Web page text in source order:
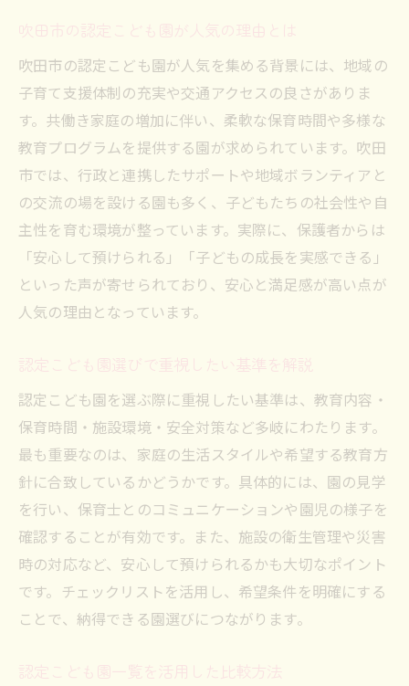
空き枠が少ない認定こども園の特徴とは
申し込み方法や手続きの流れを詳しく知る
認定こども園の申し込み手順を解説
認定こども園申し込み時の注意点まとめ
吹田市こども園申し込みの流れと必要書類
認定こども園手続きのスムーズな進め方
申し込み時に知っておきたいポイント集
認定こども園利用開始までの具体的流れ
待機児童対策と認定こども園の現状を探る
待機児童解消へ向けた認定こども園の役割
吹田市での認定こども園待機状況をチェッ
ク
認定こども園の入園難易度と対策について
認定こども園の現状と課題を徹底解説
保護者が知っておきたい現場の現実
幼児教育重視派に響く園の魅力と利便性
認定こども園が提供する幼児教育の強み
教育重視の認定こども園選びのポイント
幼児教育に力を入れる認定こども園の実例
吹田市の認定こども園が人気の理由とは
吹田市の認定こども園が人気を集める背景には、地域の
子育て支援体制の充実や交通アクセスの良さがありま
す。共働き家庭の増加に伴い、柔軟な保育時間や多様な
教育プログラムを提供する園が求められています。吹田
市では、行政と連携したサポートや地域ボランティアと
の交流の場を設ける園も多く、子どもたちの社会性や自
主性を育む環境が整っています。実際に、保護者からは
「安心して預けられる」「子どもの成長を実感できる」
といった声が寄せられており、安心と満足感が高い点が
人気の理由となっています。
認定こども園選びで重視したい基準を解説
認定こども園を選ぶ際に重視したい基準は、教育内容・
保育時間・施設環境・安全対策など多岐にわたります。
最も重要なのは、家庭の生活スタイルや希望する教育方
針に合致しているかどうかです。具体的には、園の見学
を行い、保育士とのコミュニケーションや園児の様子を
確認することが有効です。また、施設の衛生管理や災害
時の対応など、安心して預けられるかも大切なポイント
です。チェックリストを活用し、希望条件を明確にする
ことで、納得できる園選びにつながります。
認定こども園一覧を活用した比較方法